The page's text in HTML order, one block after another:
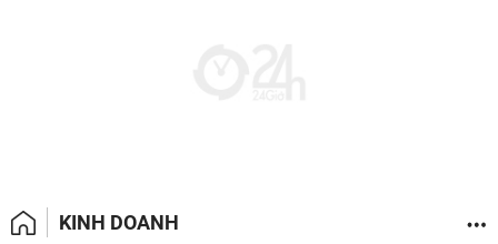
KINH DOANH